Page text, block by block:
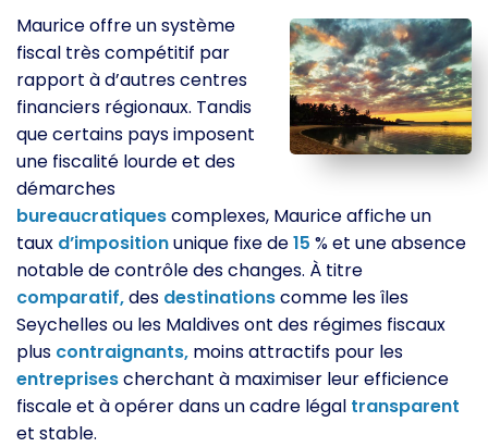
Maurice offre un système
fiscal très compétitif par
rapport à d’autres centres
financiers régionaux. Tandis
que certains pays imposent
une fiscalité lourde et des
démarches
bureaucratiquescomplexes, Maurice affiche un
taux d’impositionunique fixe de15 % et une absence
notable de contrôle des changes. À titre
comparatif,des destinationscomme les îles
Seychelles ou les Maldives ont des régimes fiscaux
plus contraignants, moins attractifs pour les
entreprisescherchant à maximiser leur efficience
fiscale et à opérer dans un cadre légal transparent
et stable.